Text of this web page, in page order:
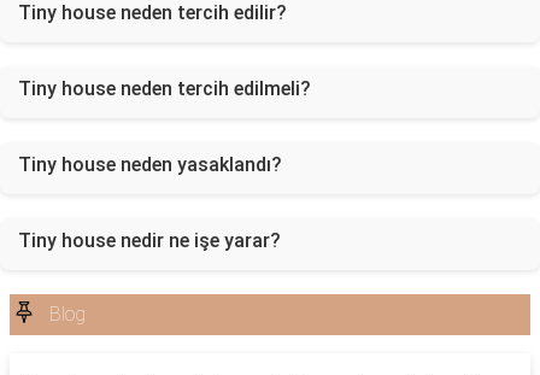
Tiny house neden tercih edilir?
Tiny house neden tercih edilmeli?
Tiny house neden yasaklandı?
Tiny house nedir ne işe yarar?
Blog